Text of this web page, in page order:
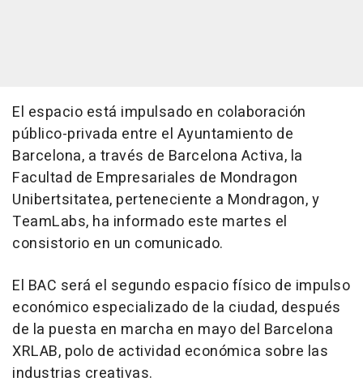
El espacio está impulsado en colaboración
público-privada entre el Ayuntamiento de
Barcelona, a través de Barcelona Activa, la
Facultad de Empresariales de Mondragon
Unibertsitatea, perteneciente a Mondragon, y
TeamLabs, ha informado este martes el
consistorio en un comunicado.
El BAC será el segundo espacio físico de impulso
económico especializado de la ciudad, después
de la puesta en marcha en mayo del Barcelona
XRLAB, polo de actividad económica sobre las
industrias creativas.